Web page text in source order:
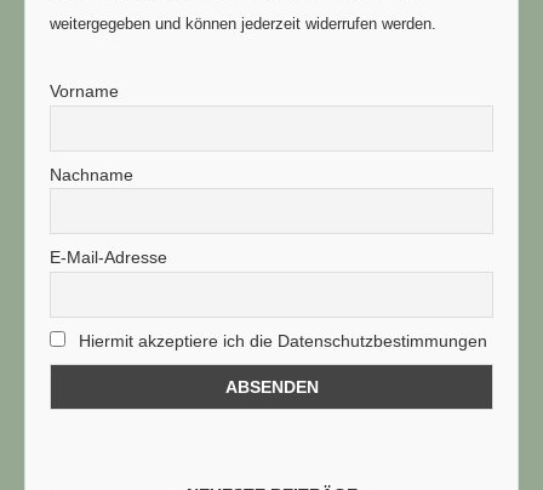
weitergegeben und können jederzeit widerrufen werden.
Vorname
Nachname
E-Mail-Adresse
Hiermit akzeptiere ich die Datenschutzbestimmungen